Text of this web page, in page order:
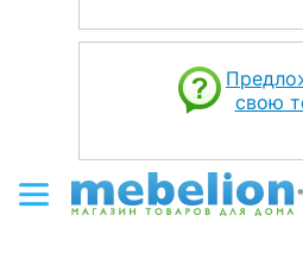
свою